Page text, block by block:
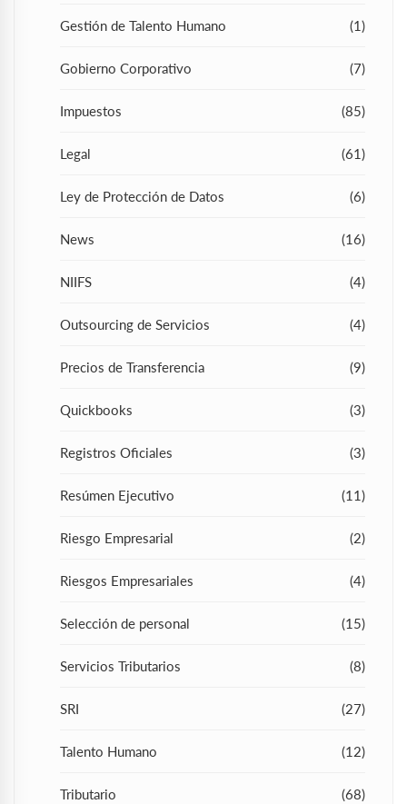
Gestión de Talento Humano (1)
Gobierno Corporativo (7)
Impuestos (85)
Legal (61)
Ley de Protección de Datos (6)
News (16)
NIIFS (4)
Outsourcing de Servicios (4)
Precios de Transferencia (9)
Quickbooks (3)
Registros Oficiales (3)
Resúmen Ejecutivo (11)
Riesgo Empresarial (2)
Riesgos Empresariales (4)
Selección de personal (15)
Servicios Tributarios (8)
SRI (27)
Talento Humano (12)
Tributario (68)